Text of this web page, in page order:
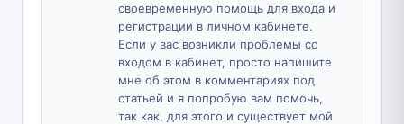
своевременную помощь для входа и
регистрации в личном кабинете.
Если у вас возникли проблемы со
входом в кабинет, просто напишите
мне об этом в комментариях под
статьей и я попробую вам помочь,
так как, для этого и существует мой